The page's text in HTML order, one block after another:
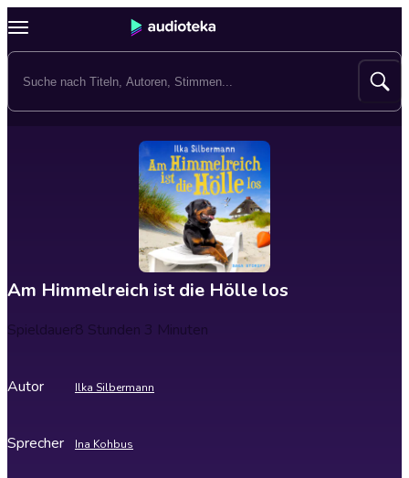
Am Himmelreich ist die Hölle los
Spieldauer8 Stunden 3 Minuten
Autor Ilka Silbermann
Sprecher Ina Kohbus